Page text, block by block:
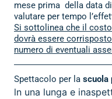
ln una lunga e
mese prima della data
valutare per tempo
Si sottolinea che il
dovrà essere
numero di eventuali
Spettacolo per la scuola